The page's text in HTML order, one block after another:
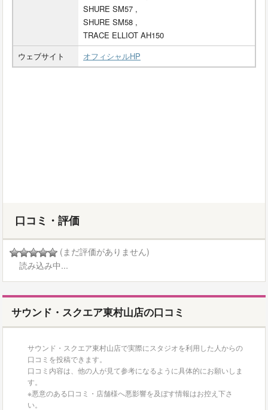
SHURE SM57 ,
SHURE SM58 ,
TRACE ELLIOT AH150
ウェブサイト
オフィシャルHP
口コミ・評価
(まだ評価がありません)
読み込み中...
サウンド・スクエア東村山店の口コミ
サウンド・スクエア東村山店で実際にスタジオを利用した人からの
口コミを投稿できます。
口コミ内容は、他の人が見て参考になるように具体的にお願いしま
す。
※悪意のある口コミ・店舗様へ悪影響を及ぼす情報はお控え下さ
い。